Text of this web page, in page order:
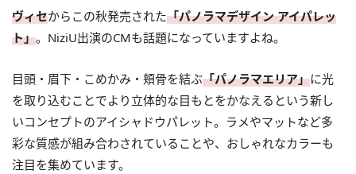
ヴィセからこの秋発売された「パノラマデザイン アイパレッ
ト」。NiziU出演のCMも話題になっていますよね。
目頭・眉下・こめかみ・頬骨を結ぶ「パノラマエリア」に光
を取り込むことでより立体的な目もとをかなえるという新し
いコンセプトのアイシャドウパレット。ラメやマットなど多
彩な質感が組み合わされていることや、おしゃれなカラーも
注目を集めています。